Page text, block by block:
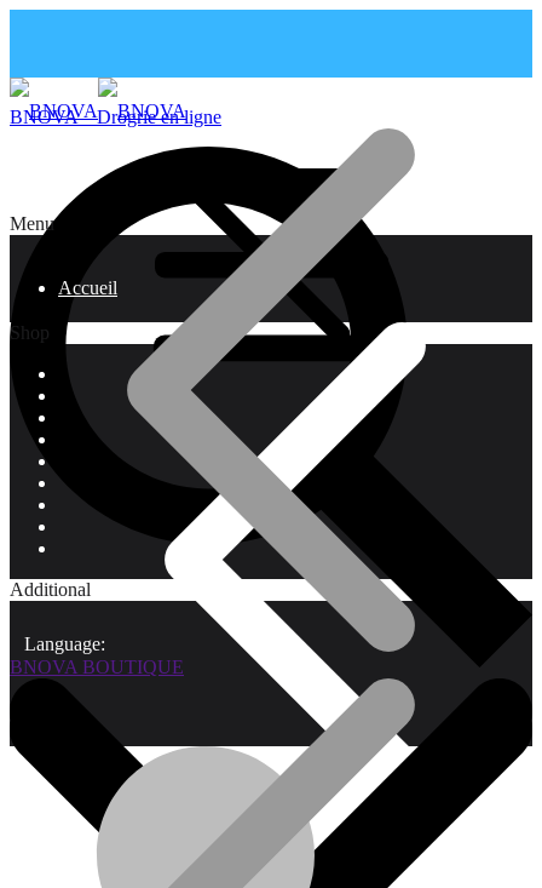
Menu
Accueil
Qui sommes-nous?
Shop
Additional
Language:
BNOVA – Drogrie en ligne
BNOVA BOUTIQUE